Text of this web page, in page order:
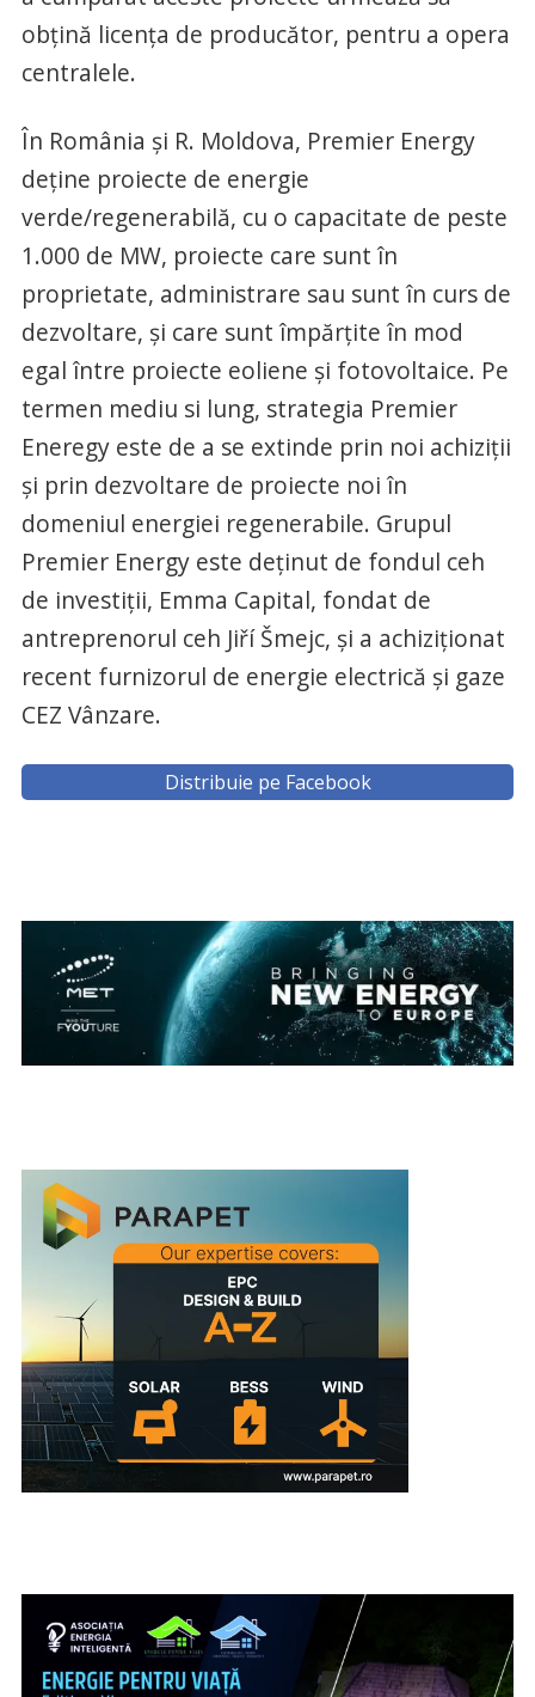
obțină licența de producător, pentru a opera
centralele.
În România și R. Moldova, Premier Energy
deține proiecte de energie
verde/regenerabilă, cu o capacitate de peste
1.000 de MW, proiecte care sunt în
proprietate, administrare sau sunt în curs de
dezvoltare, și care sunt împărțite în mod
egal între proiecte eoliene și fotovoltaice. Pe
termen mediu si lung, strategia Premier
Eneregy este de a se extinde prin noi achiziții
și prin dezvoltare de proiecte noi în
domeniul energiei regenerabile. Grupul
Premier Energy este deținut de fondul ceh
de investiții, Emma Capital, fondat de
antreprenorul ceh Jiří Šmejc, și a achiziționat
recent furnizorul de energie electrică și gaze
CEZ Vânzare.
Distribuie pe Facebook